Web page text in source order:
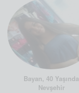
Bayan, 40 Yaşında
Nevşehir